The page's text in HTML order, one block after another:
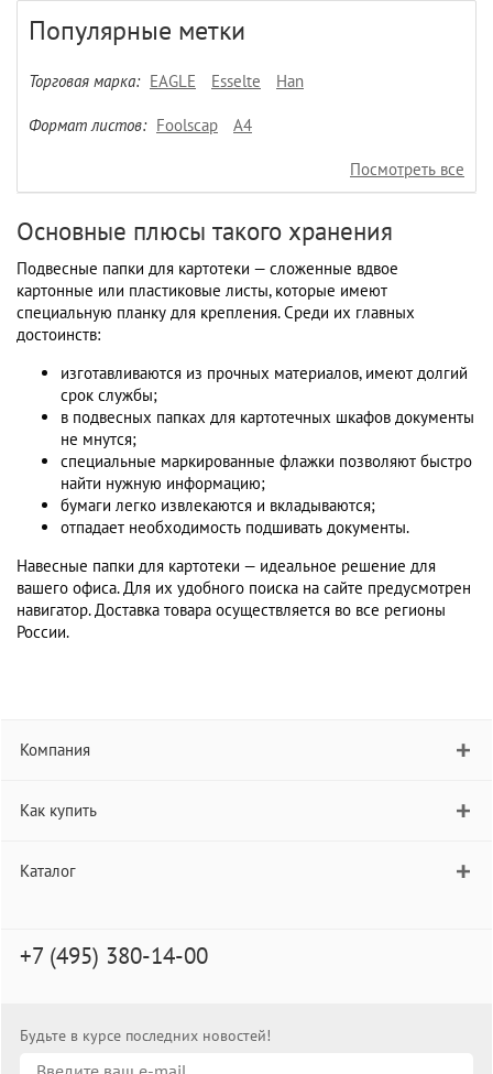
Популярные метки
Торговая марка: EAGLE Esselte Han
Формат листов: Foolscap А4
Посмотреть все
Основные плюсы такого хранения
Подвесные папки для картотеки — сложенные вдвое
картонные или пластиковые листы, которые имеют
специальную планку для крепления. Среди их главных
достоинств:
изготавливаются из прочных материалов, имеют долгий
срок службы;
в подвесных папках для картотечных шкафов документы
не мнутся;
специальные маркированные флажки позволяют быстро
найти нужную информацию;
бумаги легко извлекаются и вкладываются;
отпадает необходимость подшивать документы.
Навесные папки для картотеки — идеальное решение для
вашего офиса. Для их удобного поиска на сайте предусмотрен
навигатор. Доставка товара осуществляется во все регионы
России.
Компания
Как купить
Каталог
+7 (495) 380-14-00
Будьте в курсе последних новостей!